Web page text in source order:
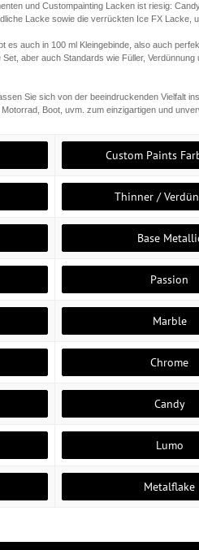
und Custompainting Lacken ist riesig:
Lacke sowie die verrückten Ice FX Lacke,
es auch in 100 ml Kleingebinde, also auch
aber auch Standards wie Füller,
Sie sich von der beeindruckenden Vielfalt
Boot, uvm. zum einzigartigen und
Custom Paints
Thinner /
Base
Passion
Marble
Chrome
Candy
Lumo
Metalflake